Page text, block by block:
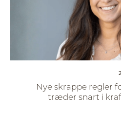
Nye skrappe regler
træder snart i